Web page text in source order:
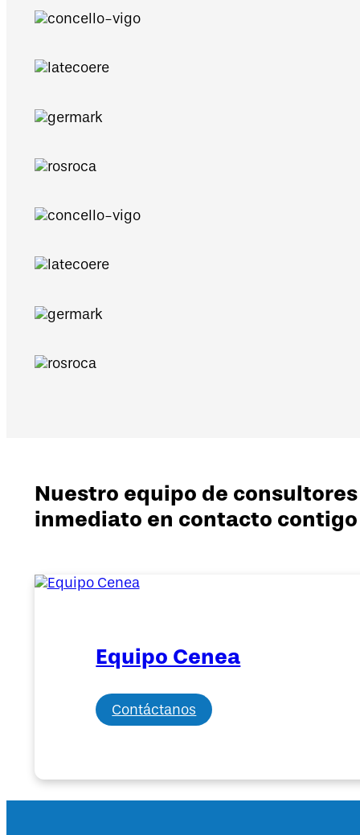
Nuestro equipo de
inmediato en contacto contigo
Equipo Cenea
Contáctanos